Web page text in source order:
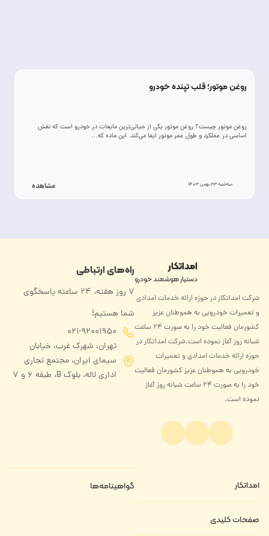
روغن موتور؛ قلب تپنده خودرو
روغن موتور چیست؟ روغن موتور یکی از حیاتی‌ترین مایعات در خودرو است که نقش
اساسی در عملکرد و طول عمر موتور ایفا می‌کند. این ماده که…
سه‌شنبه 23 بهمن 1403 مشاهده
امداتکار
دستیار هوشمند خودرو
شرکت امداتکار در حوزه ارائه خدمات امدادی
و تعمیرات خودرویی به هموطنان عزیز
کشورمان فعالیت خود را به صورت ۲۴ ساعت
شبانه روز آغاز نموده است.شرکت امداتکار در
حوزه ارائه خدمات امدادی و تعمیرات
خودرویی به هموطنان عزیز کشورمان فعالیت
خود را به صورت ۲۴ ساعت شبانه روز آغاز
نموده است.
راه‌های ارتباطی
۷ روز هفته، ۲۴ ساعته پاسخگوی
شما هستیم!
021-92001950
تهران، شهرک غرب، خیابان
سیمای ایران، مجتمع تجاری
اداری لاله، بلوک B، طبقه ۶ و 7
امداتکار
درباره ما
صفحات کلیدی
گواهینامه‌ها